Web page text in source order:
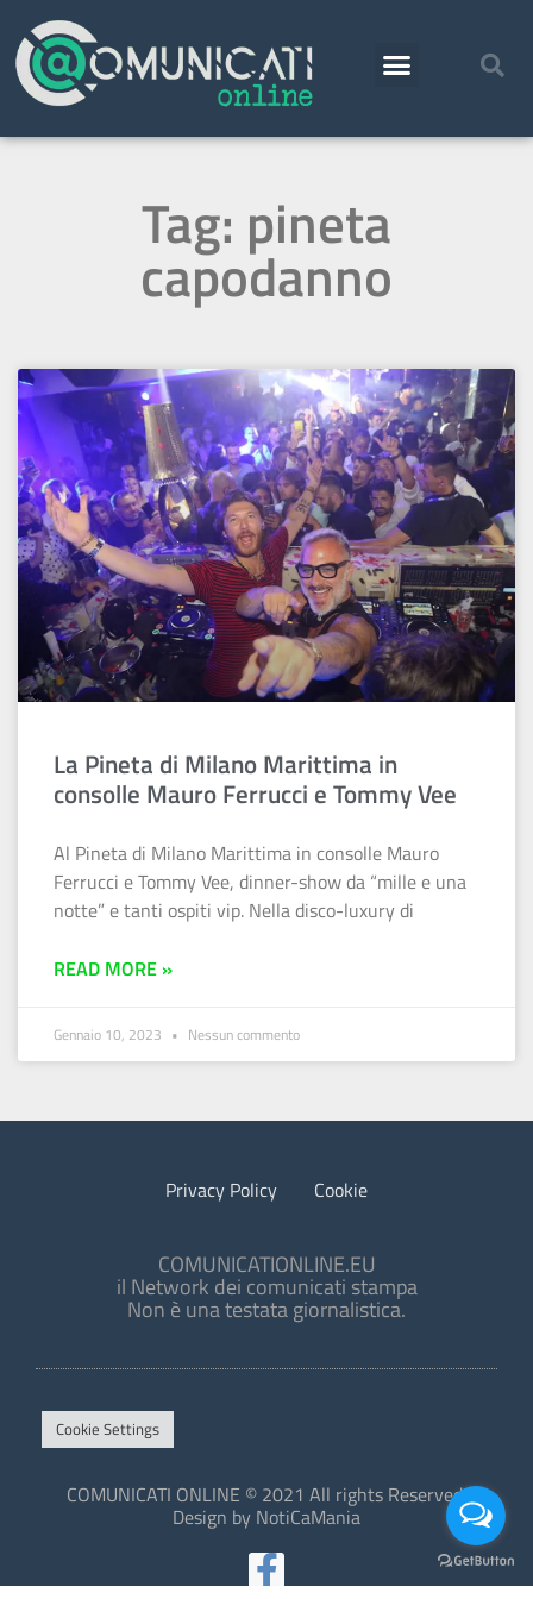
Tag: pineta
capodanno
La Pineta di Milano Marittima in
consolle Mauro Ferrucci e Tommy Vee
Al Pineta di Milano Marittima in consolle Mauro
Ferrucci e Tommy Vee, dinner-show da “mille e una
notte” e tanti ospiti vip. Nella disco-luxury di
READ MORE »
Gennaio 10, 2023 Nessun commento
Privacy Policy Cookie
COMUNICATIONLINE.EU
il Network dei comunicati stampa
Non è una testata giornalistica.
Cookie Settings
COMUNICATI ONLINE © 2021 All rights Reserved.
Design by NotiCaMania